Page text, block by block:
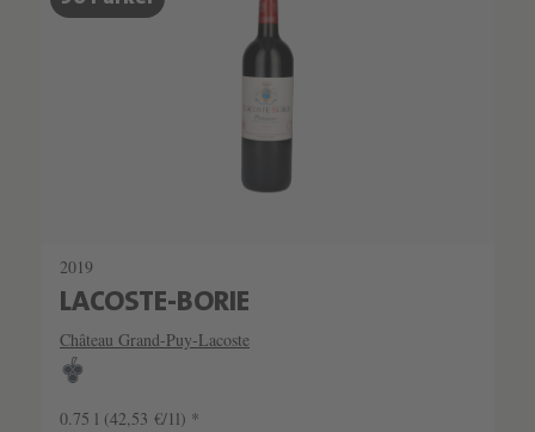
2019
LACOSTE-BORIE
Château Grand-Puy-Lacoste
0.75 l (42,53 €/1l) *